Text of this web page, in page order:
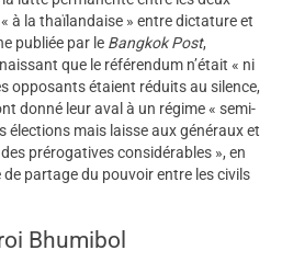
à la thaïlandaise » entre dictature et
publiée par le Bangkok Post,
que le référendum n’était « ni
opposants étaient réduits au silence,
donné leur aval à un régime « semi-
élections mais laisse aux généraux et
prérogatives considérables », en
partage du pouvoir entre les civils
Bhumibol